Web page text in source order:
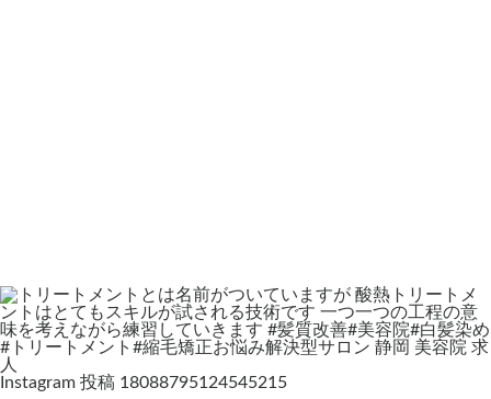
Instagram 投稿 18088795124545215